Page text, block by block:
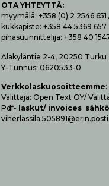
OTA YHTEYTTÄ:
myymälä: +358 (0) 2 2546
kukkapiste: +358 44 5369 657
pihasuunnittelija: +358 40
Alakyläntie 2-4, 20250 Turku
Y-Tunnus: 0620533-0
Verk­ko­las­kuo­soit­teem­me
Vä­lit­tä­jä: Open Text OY/
Pdf- las­kut/ invoices